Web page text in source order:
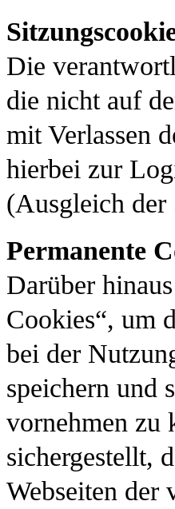
Die
die nicht auf
mit Verlassen
hierbei zur
(Ausgleich der
Permanente
Darüber
Cookies“, um
bei der
speichern und
vornehmen zu
sichergestellt,
Webseiten der